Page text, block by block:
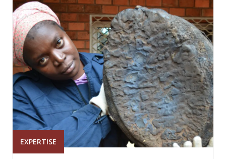
EXPERTISE